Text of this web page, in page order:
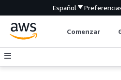
Español
Comenzar